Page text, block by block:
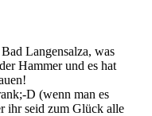
Langensalza, was
Hammer und es hat
D (wenn man es
ihr seid zum Glück alle